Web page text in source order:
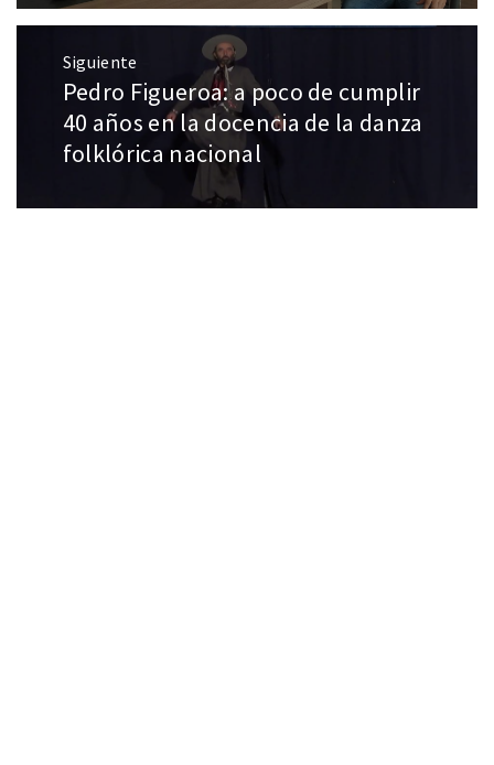
Siguiente
Pedro Figueroa: a poco de cumplir
40 años en la docencia de la danza
folklórica nacional